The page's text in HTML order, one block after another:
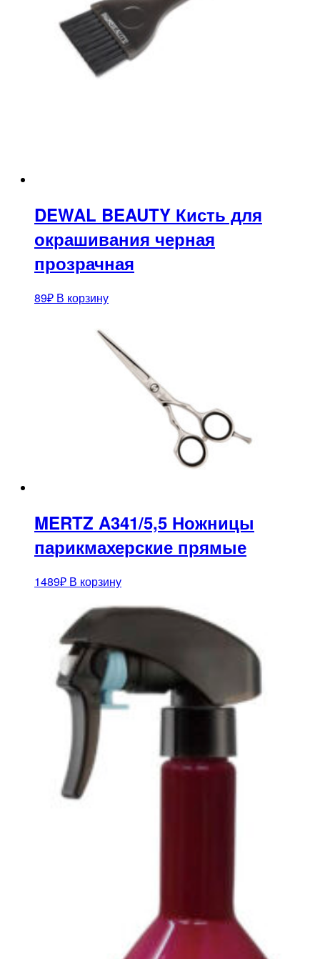
DEWAL BEAUTY Кисть для
окрашивания черная
прозрачная
89₽ В корзину
MERTZ A341/5,5 Ножницы
парикмахерские прямые
1489₽ В корзину